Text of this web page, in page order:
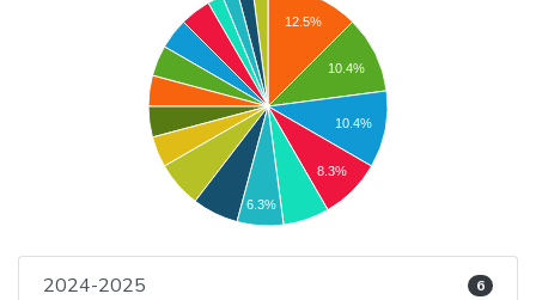
12.5%
10.4%
10.4%
8.3%
6.3%
2024-2025 6